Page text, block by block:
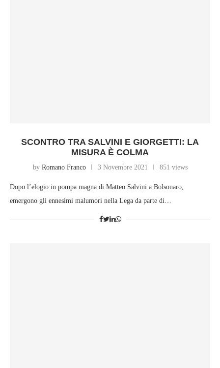
SCONTRO TRA SALVINI E GIORGETTI: LA
MISURA È COLMA
by Romano Franco 3 Novembre 2021 851 views
Dopo l’elogio in pompa magna di Matteo Salvini a Bolsonaro,
emergono gli ennesimi malumori nella Lega da parte di…